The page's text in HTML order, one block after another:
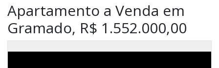
Apartamento a Venda em
Gramado, R$ 1.552.000,00